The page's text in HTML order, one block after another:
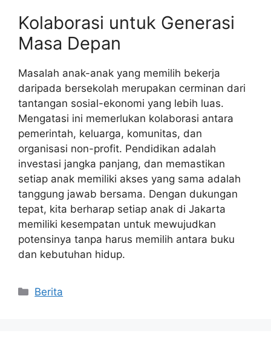
Kolaborasi untuk Generasi
Masa Depan
Masalah anak-anak yang memilih bekerja
daripada bersekolah merupakan cerminan dari
tantangan sosial-ekonomi yang lebih luas.
Mengatasi ini memerlukan kolaborasi antara
pemerintah, keluarga, komunitas, dan
organisasi non-profit. Pendidikan adalah
investasi jangka panjang, dan memastikan
setiap anak memiliki akses yang sama adalah
tanggung jawab bersama. Dengan dukungan
tepat, kita berharap setiap anak di Jakarta
memiliki kesempatan untuk mewujudkan
potensinya tanpa harus memilih antara buku
dan kebutuhan hidup.
Kategori
Berita